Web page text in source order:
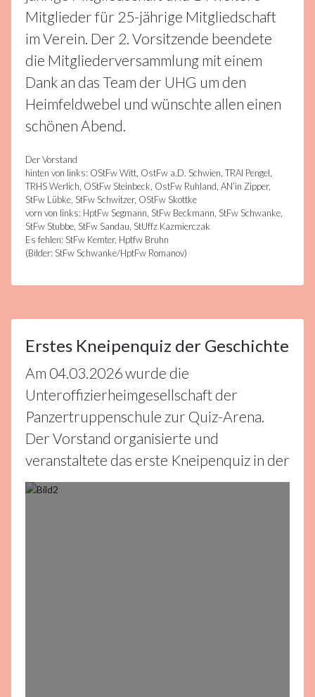
Mitglieder für 25-jährige Mitgliedschaft
im Verein. Der 2. Vorsitzende beendete
die Mitgliederversammlung mit einem
Dank an das Team der UHG um den
Heimfeldwebel und wünschte allen einen
schönen Abend.
Der Vorstand
hinten von links: OStFw Witt, OstFw a.D. Schwien, TRAI Pengel,
TRHS Werlich, OStFw Steinbeck, OstFw Ruhland, AN’in Zipper,
StFw Lübke, StFw Schwitzer, OStFw Skottke
vorn von links: HptFw Segmann, StFw Beckmann, StFw Schwanke,
StFw Stubbe, StFw Sandau, StUffz Kazmierczak
Es fehlen: StFw Kemter, Hptfw Bruhn
(Bilder: StFw Schwanke/HptFw Romanov)
5
MÄRZ
2026
5März
2026
Alle
Veranstaltungen
Erstes Kneipenquiz der Geschichte
Am 04.03.2026 wurde die
Unteroffizierheimgesellschaft der
Panzertruppenschule zur Quiz-Arena.
Der Vorstand organisierte und
veranstaltete das erste Kneipenquiz in der